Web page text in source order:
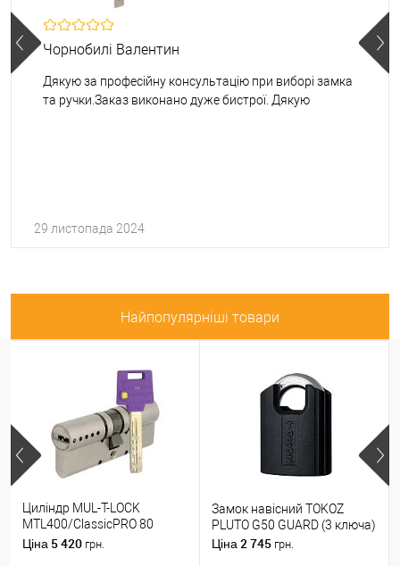
Чорнобилі Валентин
Дякую за професійну консультацію при виборі замка
та ручки.Заказ виконано дуже бистрої. Дякую
29 листопада 2024
Найпопулярніші товари
Циліндр MUL-T-LOCK
MTL400/ClassicPRO 80
(35*45) нікель сатин
Ціна 5 420 грн.
Замок навісний TOKOZ
PLUTO G50 GUARD (3 ключа)
Ціна 2 745 грн.